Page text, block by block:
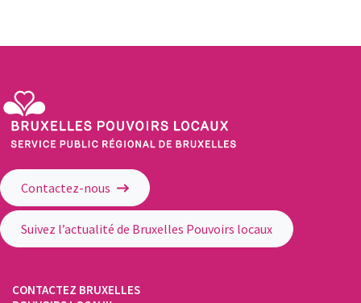
Contactez-nous
Suivez l’actualité de Bruxelles Pouvoirs locaux
CONTACTEZ BRUXELLES